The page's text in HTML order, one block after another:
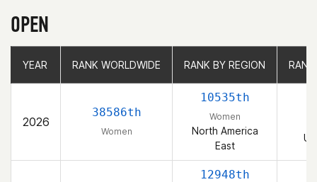
OPEN
YEAR RANK WORLDWIDE RANK BY REGION
2026
38586th
Women
10535th
Women
North America
East
12948th
YEAR RANK WORLDWIDE RANK BY REGION